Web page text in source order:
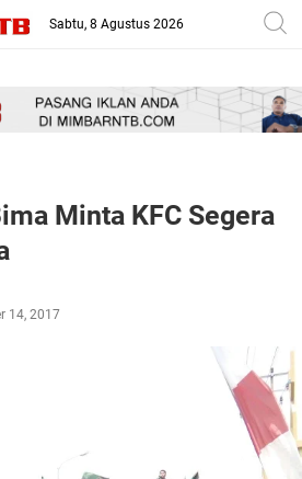
Sabtu, 8 Agustus 2026
Minta KFC Segera
14, 2017